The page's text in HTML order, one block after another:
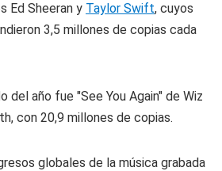
Ed Sheeran y Taylor Swift, cuyos
3,5 millones de copias cada
del año fue "See You Again" de Wiz
con 20,9 millones de copias.
globales de la música grabada